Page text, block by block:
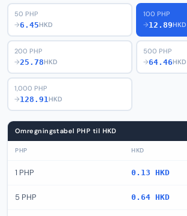
50 PHP
→6.45HKD
100 PHP
→12.89HKD
200 PHP
→25.78HKD
500 PHP
→64.46HKD
1,000 PHP
→128.91HKD
Omregningstabel PHP til HKD
PHP HKD
1 PHP 0.13 HKD
5 PHP 0.64 HKD